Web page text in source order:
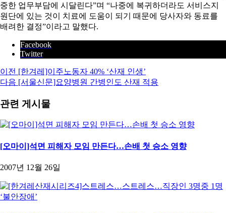
중한 업무부담에 시달린다”며 “나중에 복귀하더라도 서비스지
원단에 있는 것이 치료에 도움이 되기 때문에 당사자와 동료를
배려한 결정”이라고 말했다.
Facebook
Twitter
이전 [한겨레]이주노동자 40% ‘산재 인생’
다음 [서울신문]요양병원 간병인도 산재 적용
관련 게시물
[오마이]석면 피해자 모임 만든다…손배 첫 승소 영향
2007년 12월 26일